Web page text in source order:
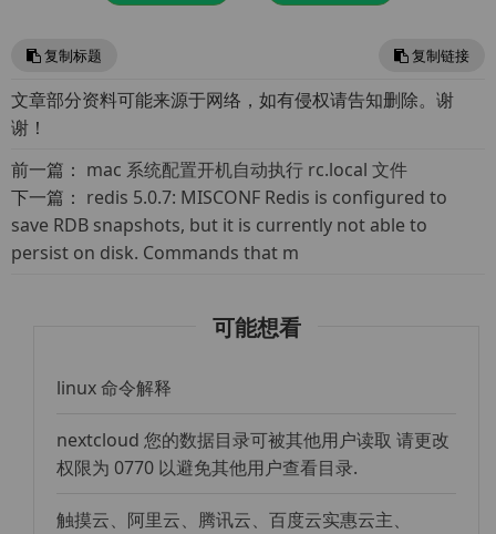
复制标题 复制链接
文章部分资料可能来源于网络，如有侵权请告知删除。谢
谢！
前一篇： mac 系统配置开机自动执行 rc.local 文件
下一篇： redis 5.0.7: MISCONF Redis is configured to
save RDB snapshots, but it is currently not able to
persist on disk. Commands that m
可能想看
linux 命令解释
nextcloud 您的数据目录可被其他用户读取 请更改
权限为 0770 以避免其他用户查看目录.
触摸云、阿里云、腾讯云、百度云实惠云主、